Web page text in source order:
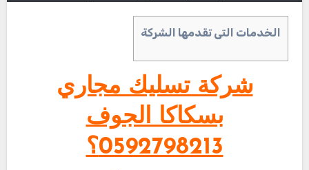
الخدمات التى تقدمها الشركة
شركة تسليك مجاري
بسكاكا الجوف
0592798213؟